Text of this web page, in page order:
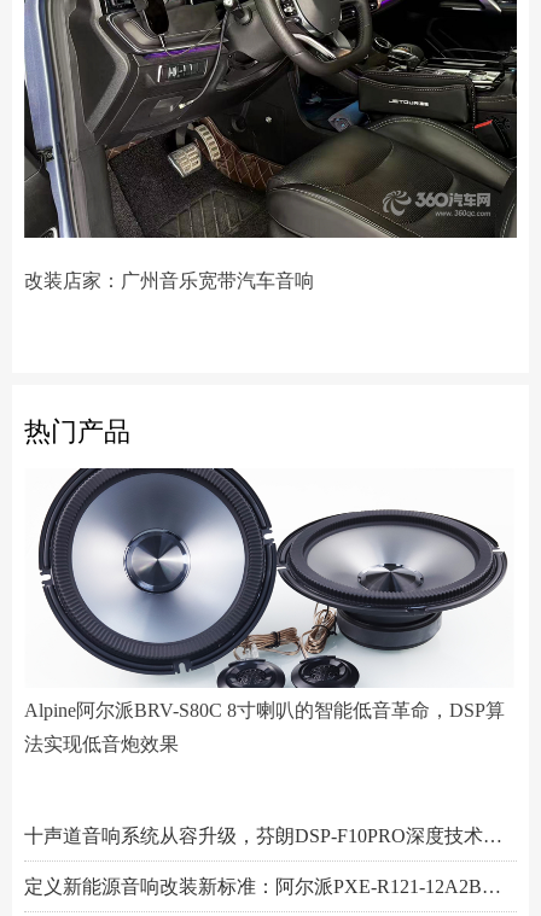
改装店家：广州音乐宽带汽车音响
热门产品
Alpine阿尔派BRV-S80C 8寸喇叭的智能低音革命，DSP算
法实现低音炮效果